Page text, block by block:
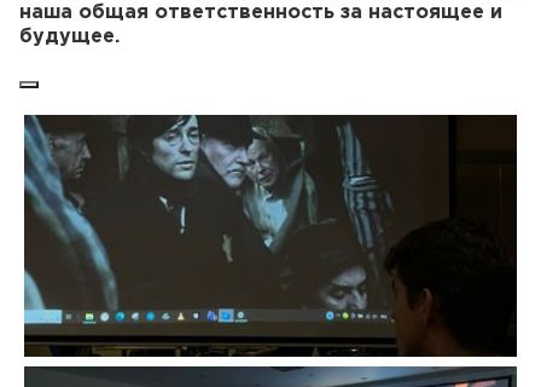
наша общая ответственность за настоящее и
будущее.